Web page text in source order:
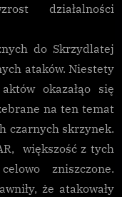
w
?
działalności
do Skrzydlatej
ataków. Niestety
okazałąo się
na ten temat
czarnych skrzynek.
większość z tych
zniszczone.
że atakowały